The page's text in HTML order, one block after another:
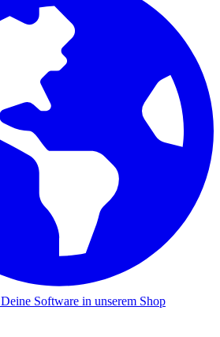
Deine Software in unserem Shop